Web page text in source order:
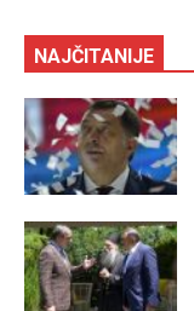
NAJČITANIJE